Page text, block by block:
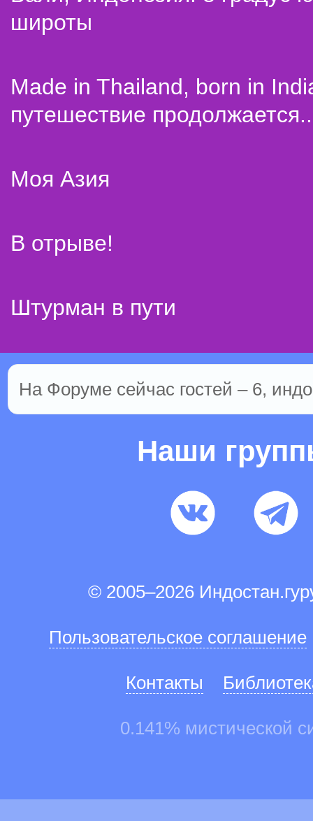
широты
Made in Thailand, born in
путешествие
Моя Азия
В отрыве!
Штурман в пути
На Форуме сейчас гостей – 6,
Наши
© 2005–2026
Пользовательское соглашение
Контакты
0.141% мистической